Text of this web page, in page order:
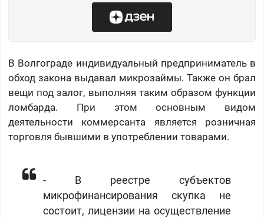
В Волгограде индивидуальный предприниматель в
обход закона выдавал микрозаймы. Также он брал
вещи под залог, выполняя таким образом функции
ломбарда. При этом основным видом
деятельности коммерсанта является розничная
торговля бывшими в употреблении товарами.
​- В реестре субъектов
микрофинансирования скупка не
состоит, лицензии на осуществление